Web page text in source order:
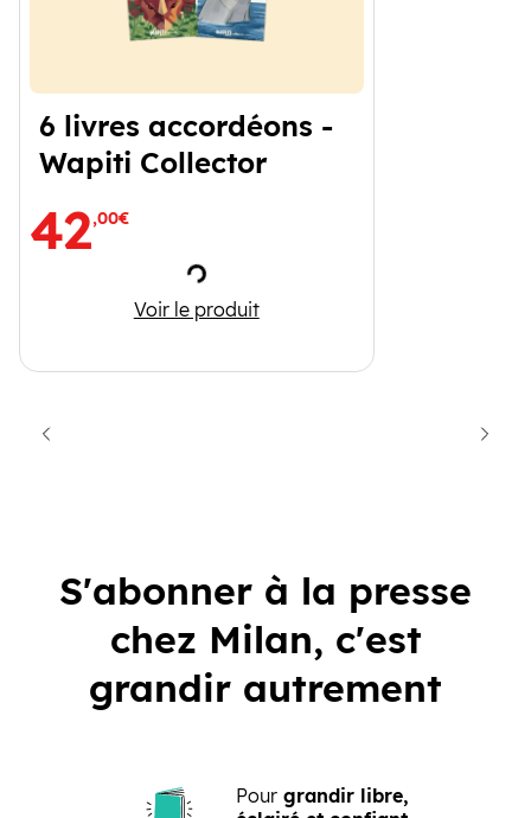
6 livres accordéons -
Wapiti Collector
42,00€
Chargement
Voir le produit6 livres accordéons - Wapiti Collector
S'abonner à la presse
chez Milan, c'est
grandir autrement
Pour grandir libre,